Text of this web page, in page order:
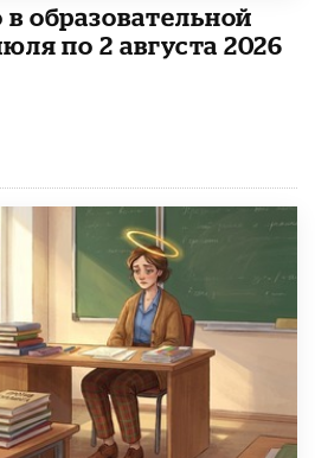
образовательной
по 2 августа 2026